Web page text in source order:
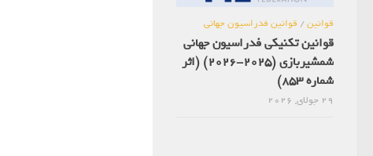
قوانین/ قوانین فدراسیون جهانی
قوانین تکنیکی فدراسیون جهانی
شمشیربازی (2025-2026) (اثر
شماره 853)
29 جولای, 2026